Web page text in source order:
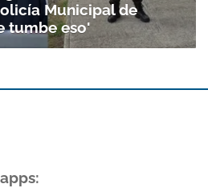
Municipal de
tumbe eso'